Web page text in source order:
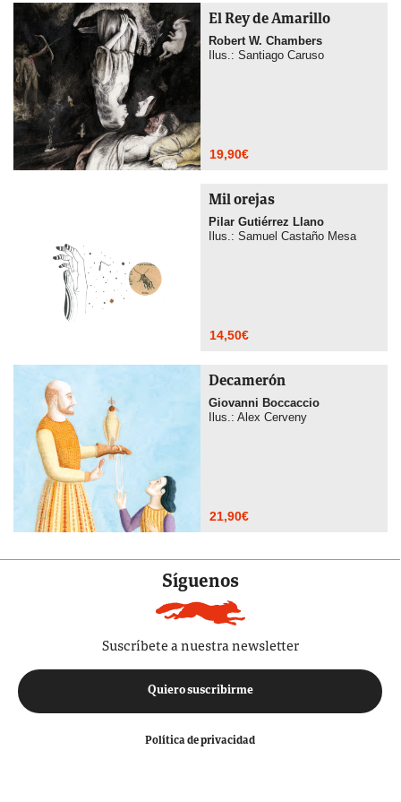
El Rey de Amarillo
Robert W. Chambers
Ilus.: Santiago Caruso
19,90€
Mil orejas
Pilar Gutiérrez Llano
Ilus.: Samuel Castaño Mesa
14,50€
Decamerón
Giovanni Boccaccio
Ilus.: Alex Cerveny
21,90€
Síguenos
Suscríbete a nuestra newsletter
Quiero suscribirme
Política de privacidad